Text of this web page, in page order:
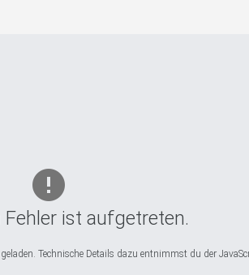
Fehler ist aufgetreten.
Technische Details dazu entnimmst du der